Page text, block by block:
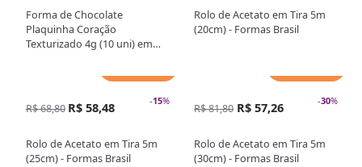
Forma de Chocolate
Plaquinha Coração
Texturizado 4g (10 uni) em
Rolo de Acetato em Tira 5m
(20cm) - Formas Brasil
-15%
R$ 68,80 R$ 58,48
Rolo de Acetato em Tira 5m
(25cm) - Formas Brasil
-30%
R$ 81,80 R$ 57,26
Rolo de Acetato em Tira 5m
(30cm) - Formas Brasil